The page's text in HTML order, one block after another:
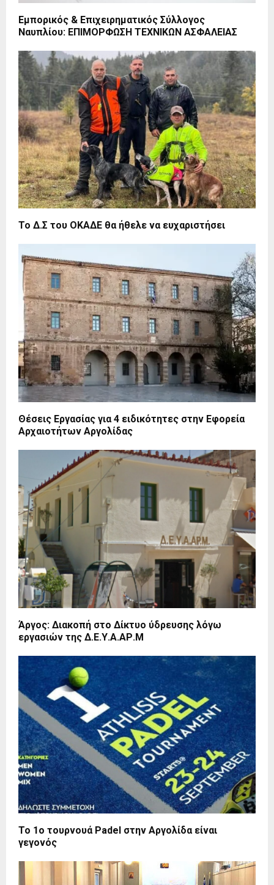
Εμπορικός & Επιχειρηματικός Σύλλογος
Ναυπλίου: ΕΠΙΜΟΡΦΩΣΗ ΤΕΧΝΙΚΩΝ ΑΣΦΑΛΕΙΑΣ
Το Δ.Σ του ΟΚΑΔΕ θα ήθελε να ευχαριστήσει
Θέσεις Εργασίας για 4 ειδικότητες στην Εφορεία
Αρχαιοτήτων Αργολίδας
Άργος: Διακοπή στο Δίκτυο ύδρευσης λόγω
εργασιών της Δ.Ε.Υ.Α.ΑΡ.Μ
Το 1ο τουρνουά Padel στην Αργολίδα είναι
γεγονός